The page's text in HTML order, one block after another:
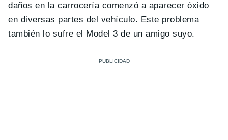
daños en la carrocería comenzó a aparecer óxido
en diversas partes del vehículo. Este problema
también lo sufre el Model 3 de un amigo suyo.